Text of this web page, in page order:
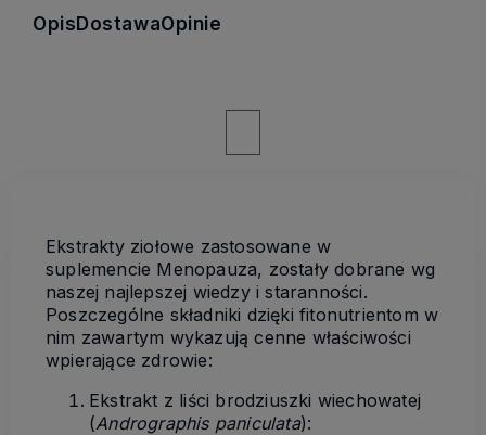
OpisDostawaOpinie
Ekstrakty ziołowe zastosowane w
suplemencie Menopauza, zostały dobrane wg
naszej najlepszej wiedzy i staranności.
Poszczególne składniki dzięki fitonutrientom w
nim zawartym wykazują cenne właściwości
wpierające zdrowie:
Ekstrakt z liści brodziuszki wiechowatej
(Andrographis paniculata):